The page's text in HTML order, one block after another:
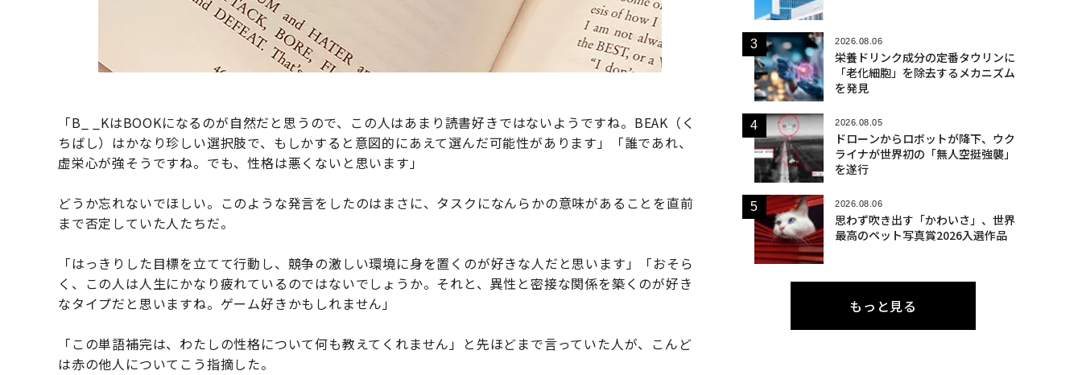
「B_ _KはBOOKになるのが自然だと思うので、この人はあまり読書好きではないようですね。BEAK（く
ちばし）はかなり珍しい選択肢で、もしかすると意図的にあえて選んだ可能性があります」「誰であれ、
虚栄心が強そうですね。でも、性格は悪くないと思います」
どうか忘れないでほしい。このような発言をしたのはまさに、タスクになんらかの意味があることを直前
まで否定していた人たちだ。
「はっきりした目標を立てて行動し、競争の激しい環境に身を置くのが好きな人だと思います」「おそら
く、この人は人生にかなり疲れているのではないでしょうか。それと、異性と密接な関係を築くのが好き
なタイプだと思いますね。ゲーム好きかもしれません」
「この単語補完は、わたしの性格について何も教えてくれません」と先ほどまで言っていた人が、こんど
は赤の他人についてこう指摘した。
2026.08.06
栄養ドリンク成分の定番タウリンに
「老化細胞」を除去するメカニズム
を発見
2026.08.05
ドローンからロボットが降下、ウク
ライナが世界初の「無人空挺強襲」
を遂行
2026.08.06
思わず吹き出す「かわいさ」、世界
最高のペット写真賞2026入選作品
もっと見る